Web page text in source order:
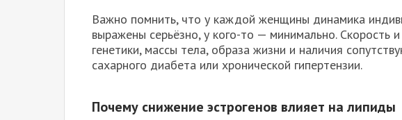
Важно помнить, что у каждой женщины динамика
выражены серьёзно, у кого-то — минимально. Скорость
генетики, массы тела, образа жизни и наличия
сахарного диабета или хронической гипертензии.
Почему снижение эстрогенов влияет на липиды